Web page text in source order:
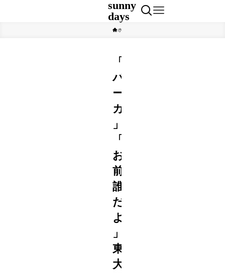
sunny
days
ホーム
「
バ
ー
カ
」
「
お
前
誰
だ
よ
」
東
大